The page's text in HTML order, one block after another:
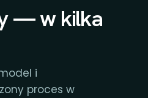
— w kilka
i
proces w